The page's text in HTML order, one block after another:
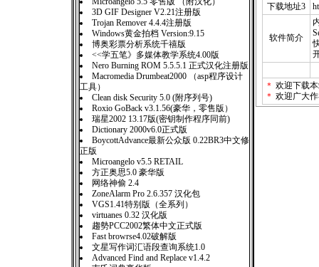
3D GIF Designer V2.21注册版
Trojan Remover 4.4.4注册版
Windows黄金拍档 Version:9.15
博奥彩票分析系统千禧版
<<学五笔》多媒体教学系统4.00版
Nero Burning ROM 5.5.5.1 正式汉化注册版
Macromedia Drumbeat2000 （asp程序设计
工具）
Clean disk Security 5.0 (附序列号)
Roxio GoBack v3.1.56(豪华，零售版）
瑞星2002 13.17版(密钥制作程序同前)
Dictionary 2000v6.0正式版
BoycottAdvance最新公众版 0.22BR3中文修
正版
Microangelo v5.5 RETAIL
方正奥思5.0 豪华版
网络神偷 2.4
ZoneAlarm Pro 2.6.357 汉化包
VGS1.41特别版（全系列）
virtuanes 0.32 汉化版
趨勢PCC2002繁体中文正式版
Fast browrse4.02破解版
文星写作词汇语段查询系统1.0
Advanced Find and Replace v1.4.2
下载地址3
软件简介
＊ 欢迎下载
＊ 欢迎广大